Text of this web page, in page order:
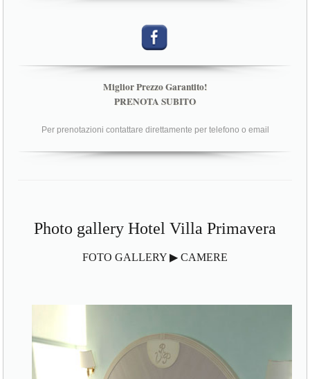
Miglior Prezzo Garantito!
PRENOTA SUBITO
Per prenotazioni contattare direttamente per telefono o email
Photo gallery Hotel Villa Primavera
FOTO GALLERY ▶ CAMERE